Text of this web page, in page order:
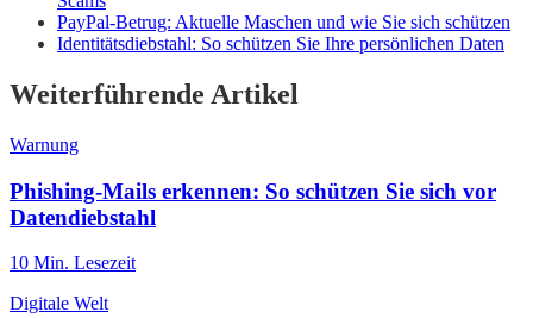
PayPal-Betrug: Aktuelle Maschen und wie Sie sich schützen
Identitätsdiebstahl: So schützen Sie Ihre persönlichen Daten
Weiterführende Artikel
Warnung
Phishing-Mails erkennen: So schützen Sie sich vor
Datendiebstahl
10 Min. Lesezeit
Digitale Welt